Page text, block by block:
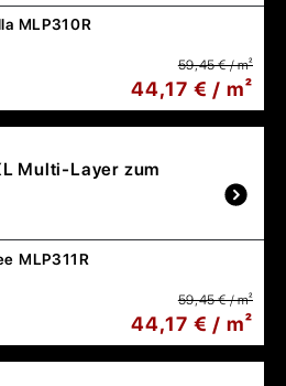
MLP310R
59,45 € / m²
44,17 € / m²
Multi-Layer zum
MLP311R
59,45 € / m²
44,17 € / m²